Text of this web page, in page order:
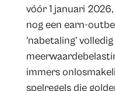
vóór 1 januari
nog een earn-
‘nabetaling’
immers
spelregels die